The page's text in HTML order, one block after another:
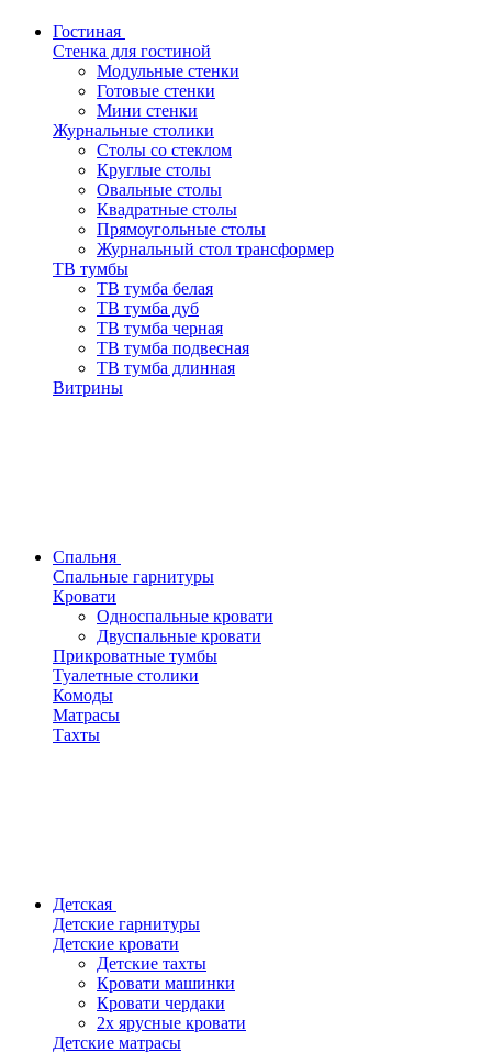
Гостиная
Стенка для гостиной
Модульные стенки
Готовые стенки
Мини стенки
Журнальные столики
Столы со стеклом
Круглые столы
Овальные столы
Квадратные столы
Прямоугольные столы
Журнальный стол трансформер
ТВ тумбы
ТВ тумба белая
ТВ тумба дуб
ТВ тумба черная
ТВ тумба подвесная
ТВ тумба длинная
Витрины
Спальня
Спальные гарнитуры
Кровати
Односпальные кровати
Двуспальные кровати
Прикроватные тумбы
Туалетные столики
Комоды
Матрасы
Тахты
Детская
Детские гарнитуры
Детские кровати
Детские тахты
Кровати машинки
Кровати чердаки
2х ярусные кровати
Детские матрасы